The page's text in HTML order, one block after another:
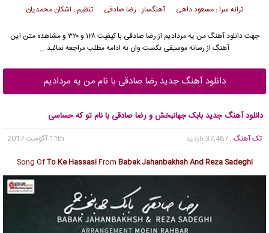
ترانه سرا : مسعود داهی آهنگساز : رضا صادقی تنظیم : اشکان محمدیان
جهت دانلود آهنگ من یه مردادیم از رضا صادقی
با کیفیت ۱۲۸ و ۳۲۰ و مشاهده متن این
آهنگ از رسانه موسیقی نکست وان به ادامه مطلب مراجعه نمائید …
دانلود آهنگ جدید رضا صادقی با نام من یه مردادیم
دانلود آهنگ جدید بابک جهانبخش و رضا صادقی با نام تو که حساسی
تک آهنگ , 37,467 بازدید
11th آگوست 2017
Song OfTo Ke HassasiFrom Babak Jahanbakhsh And Reza Sadeghi